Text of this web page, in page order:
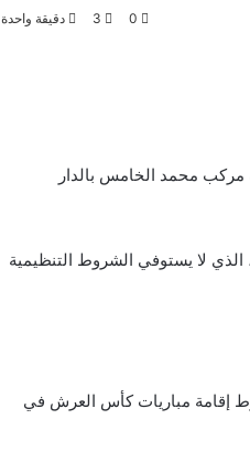
0
3 دقيقة واحدة
مركب محمد الخامس بالدار
الذي لا يستوفي الشروط التنظيمية
إقامة مباريات كأس العرش في